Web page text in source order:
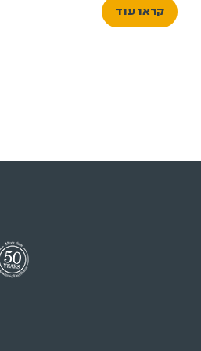
הגמר שלהם – מבחר עבודות
המשקפת תקופה, דור ותפיסת
קראו עוד